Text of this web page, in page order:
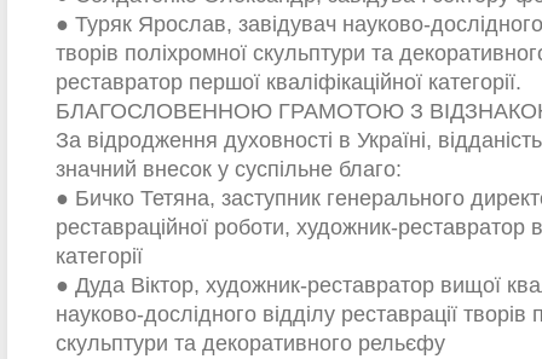
● Туряк Ярослав, завідувач науково-дослідного
творів поліхромної скульптури та
реставратор першої кваліфікаційної категорії.
БЛАГОСЛОВЕННОЮ ГРАМОТОЮ З
За відродження духовності в Україні,
значний внесок у суспільне благо:
● Бичко Тетяна, заступник генерального
реставраційної роботи, художник-реставратор
категорії
● Дуда Віктор, художник-реставратор вищої
науково-дослідного відділу реставрації творів
скульптури та декоративного рельєфу